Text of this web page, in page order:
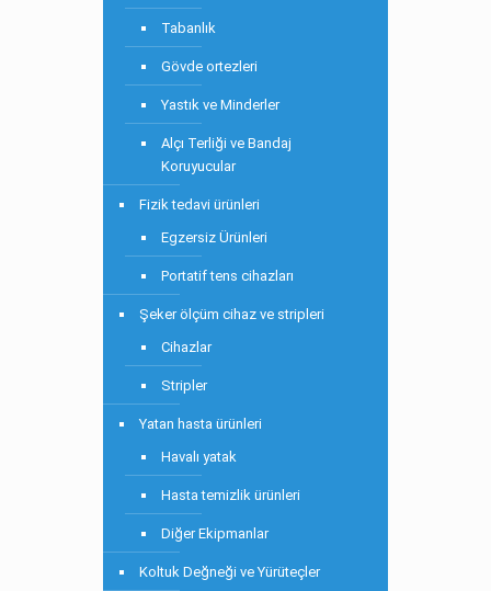
Tabanlık
Gövde ortezleri
Yastık ve Minderler
Alçı Terliği ve Bandaj
Koruyucular
Fizik tedavi ürünleri
Egzersiz Ürünleri
Portatif tens cihazları
Şeker ölçüm cihaz ve stripleri
Cihazlar
Stripler
Yatan hasta ürünleri
Havalı yatak
Hasta temizlik ürünleri
Diğer Ekipmanlar
Koltuk Değneği ve Yürüteçler